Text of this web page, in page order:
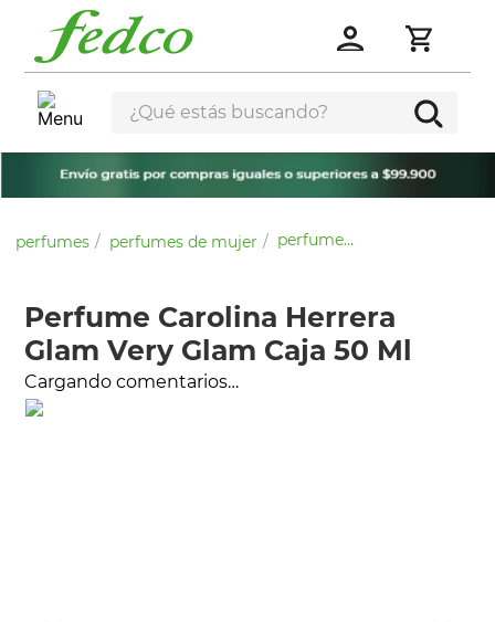
¿Qué estás buscando?
perfumes perfumes de mujer perfume carolina herrera glam very glam caja 50 ml
Perfume Carolina Herrera
Glam Very Glam Caja 50 Ml
Cargando comentarios…